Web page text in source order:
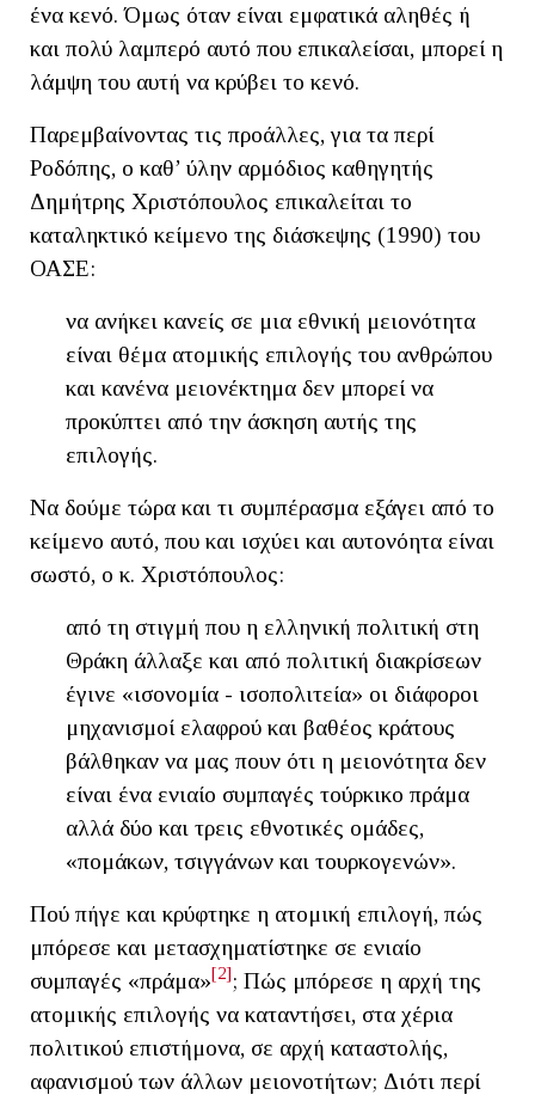
ένα κενό. Όμως όταν είναι εμφατικά αληθές ή
και πολύ λαμπερό αυτό που επικαλείσαι, μπορεί η
λάμψη του αυτή να κρύβει το κενό.
Παρεμβαίνοντας τις προάλλες, για τα περί
Ροδόπης, ο καθ’ ύλην αρμόδιος καθηγητής
Δημήτρης Χριστόπουλος επικαλείται το
καταληκτικό κείμενο της διάσκεψης (1990) του
ΟΑΣΕ:
να ανήκει κανείς σε μια εθνική μειονότητα
είναι θέμα ατομικής επιλογής του ανθρώπου
και κανένα μειονέκτημα δεν μπορεί να
προκύπτει από την άσκηση αυτής της
επιλογής.
Να δούμε τώρα και τι συμπέρασμα εξάγει από το
κείμενο αυτό, που και ισχύει και αυτονόητα είναι
σωστό, ο κ. Χριστόπουλος:
από τη στιγμή που η ελληνική πολιτική στη
Θράκη άλλαξε και από πολιτική διακρίσεων
έγινε «ισονομία - ισοπολιτεία» οι διάφοροι
μηχανισμοί ελαφρού και βαθέος κράτους
βάλθηκαν να μας πουν ότι η μειονότητα δεν
είναι ένα ενιαίο συμπαγές τούρκικο πράμα
αλλά δύο και τρεις εθνοτικές ομάδες,
«πομάκων, τσιγγάνων και τουρκογενών».
Πού πήγε και κρύφτηκε η ατομική επιλογή, πώς
μπόρεσε και μετασχηματίστηκε σε ενιαίο
συμπαγές «πράμα»[2]; Πώς μπόρεσε η αρχή της
ατομικής επιλογής να καταντήσει, στα χέρια
πολιτικού επιστήμονα, σε αρχή καταστολής,
αφανισμού των άλλων μειονοτήτων; Διότι περί